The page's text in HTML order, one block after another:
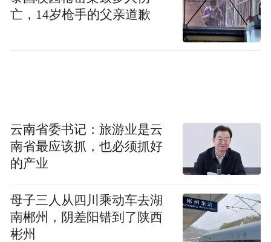
设、算力互联、融合融通等方面深化合作，
开放万亿级词元（Token）服务体验包。推进
“特别声明：以上作品内容(包括在内的视频、图片或音
频)为凤凰网旗下自媒体平台“大风号”用户上传并发
布，本平台仅提供信息存储空间服务。
Notice: The content above (including the videos,
pictures and audios if any) is uploaded and posted
by the user of Dafeng Hao, which is a social media
platform and merely provides information storage
space services.”
亡，14岁枪手的父亲道歉
云南省委书记：旅游业是云
南省最应该抓，也必须抓好
的产业
母子三人从四川乘动车去湖
南郴州，阴差阳错到了陕西
彬州